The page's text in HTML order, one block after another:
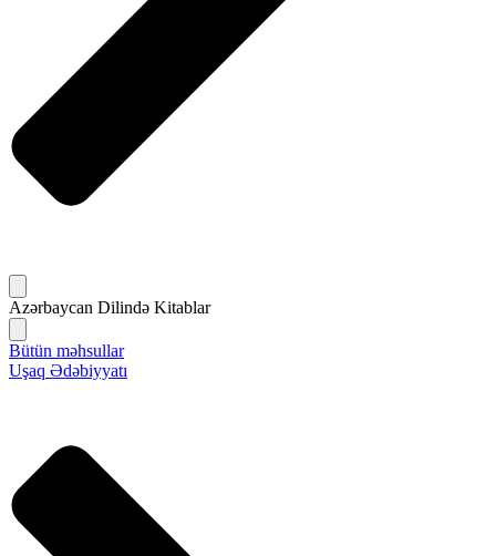
Azərbaycan Dilində Kitablar
Bütün məhsullar
Uşaq Ədəbiyyatı